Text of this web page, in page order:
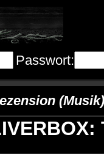
Passwort:
(Musik)